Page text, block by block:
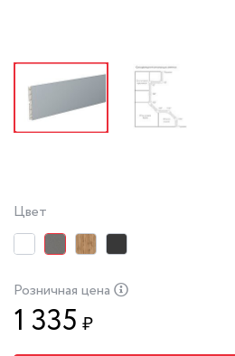
Цвет
Розничная цена
1 335 ₽